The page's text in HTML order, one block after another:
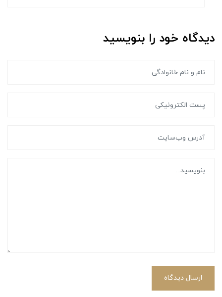
دیدگاه خود را بنویسید
ارسال دیدگاه